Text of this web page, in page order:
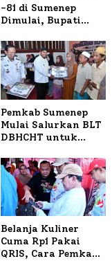
-81 di Sumenep
Dimulai, Bupati
Doa untuk Korban
Kapal Terbakar
Pemkab Sumenep
Mulai Salurkan BLT
DBHCHT untuk
Tani Tembakau
Belanja Kuliner
Cuma Rp1 Pakai
QRIS, Cara Pemkab